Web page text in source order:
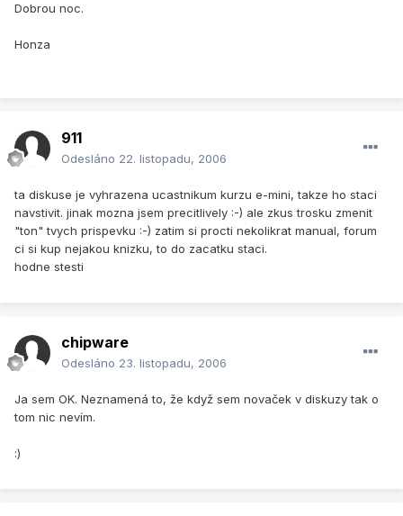
Dobrou noc.
Honza
911
Odesláno 22. listopadu, 2006
ta diskuse je vyhrazena ucastnikum kurzu e-mini, takze ho staci
navstivit. jinak mozna jsem precitlively :-) ale zkus trosku zmenit
"ton" tvych prispevku :-) zatim si procti nekolikrat manual, forum
ci si kup nejakou knizku, to do zacatku staci.
hodne stesti
chipware
Odesláno 23. listopadu, 2006
Ja sem OK. Neznamená to, že když sem novaček v diskuzy tak o
tom nic nevím.
:)